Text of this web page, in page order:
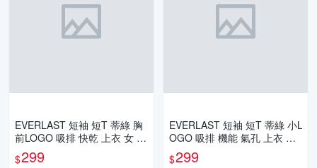
EVERLAST 短袖 短T 蒂綠 胸
前LOGO 吸排 快乾 上衣 女 40
22108071
$299
EVERLAST 短袖 短T 蒂綠 小L
OGO 吸排 機能 氣孔 上衣 女
4022107771
$299